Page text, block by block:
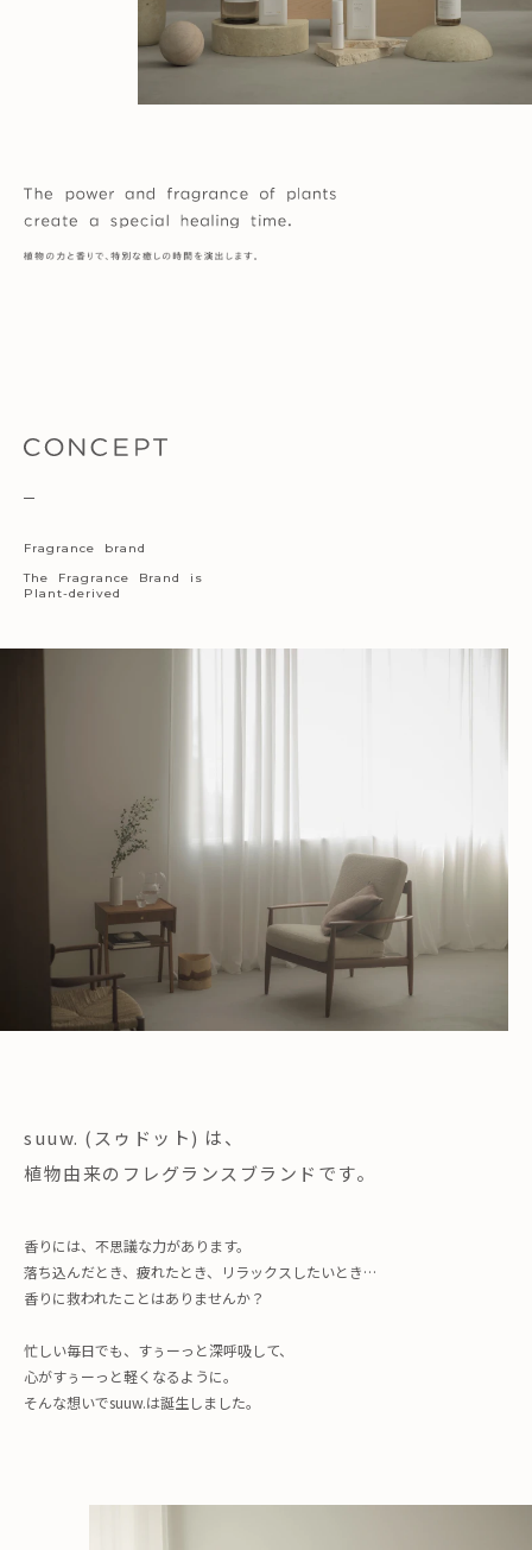
Fragrance brand
The Fragrance Brand is
Plant-derived
suuw. (スゥドット) は、
植物由来のフレグランスブランドです。
香りには、不思議な力があります。
落ち込んだとき、疲れたとき、リラックスしたいとき…
香りに救われたことはありませんか？
忙しい毎日でも、すぅーっと深呼吸して、
心がすぅーっと軽くなるように。
そんな想いでsuuw.は誕生しました。